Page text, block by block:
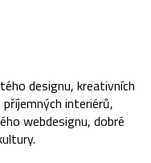
designu, kreativních
interiérů,
webdesignu, dobré